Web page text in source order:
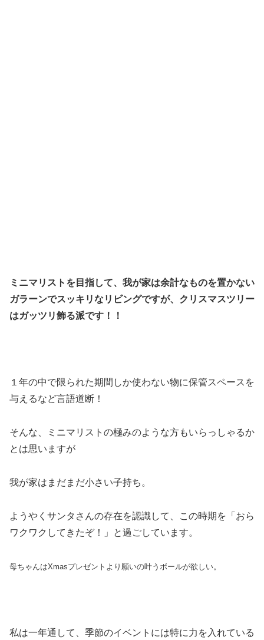
ミニマリストを目指して、我が家は余計なものを置かない
ガラーンでスッキリなリビングですが、 クリスマスツリー
はガッツリ飾る派です！！
１年の中で限られた期間しか使わない物に保管スペースを
与えるなど言語道断！
そんな、ミニマリストの極みのような方もいらっしゃるか
とは思いますが
我が家はまだまだ小さい子持ち。
ようやくサンタさんの存在を認識して、この時期を「おら
ワクワクしてきたぞ！」と過ごしています。
母ちゃんはXmasプレゼントより願いの叶うボールが欲しい。
私は一年通して、季節のイベントには特に力を入れている